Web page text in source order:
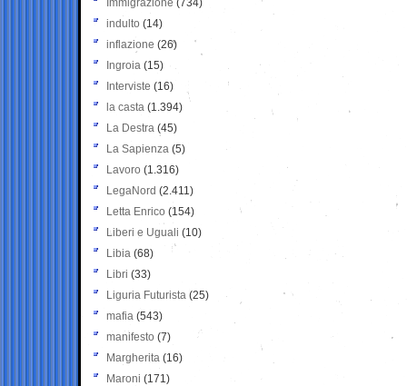
Immigrazione (734)
indulto (14)
inflazione (26)
Ingroia (15)
Interviste (16)
la casta (1.394)
La Destra (45)
La Sapienza (5)
Lavoro (1.316)
LegaNord (2.411)
Letta Enrico (154)
Liberi e Uguali (10)
Libia (68)
Libri (33)
Liguria Futurista (25)
mafia (543)
manifesto (7)
Margherita (16)
Maroni (171)